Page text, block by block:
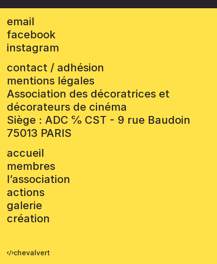
email
facebook
instagram
contact / adhésion
mentions légales
Association des décoratrices et
décorateurs de cinéma
Siège : ADC ℅ CST - 9 rue Baudoin
75013 PARIS
accueil
membres
l’association
actions
galerie
création
chevalvert